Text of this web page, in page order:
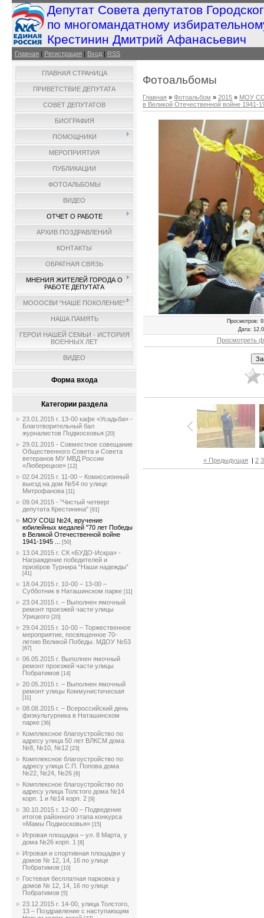
Депутат Совета депутатов
по многомандатному
Крестинин Дмитрий Афанасьевич
Главная | Регистрация | Вход | RSS
ГЛАВНАЯ СТРАНИЦА
ПРИВЕТСТВИЕ ДЕПУТАТА
СОВЕТ ДЕПУТАТОВ
БИОГРАФИЯ
ПОМОЩНИКИ
МЕРОПРИЯТИЯ
ПУБЛИКАЦИИ
ФОТОАЛЬБОМЫ
ВИДЕО
ОТЧЕТ О РАБОТЕ
АРХИВ ПОЗДРАВЛЕНИЙ
КОНТАКТЫ
ОБРАТНАЯ СВЯЗЬ
МНЕНИЯ ЖИТЕЛЕЙ ГОРОДА О
РАБОТЕ ДЕПУТАТА
МОООСВИ "НАШЕ ПОКОЛЕНИЕ"
НАША ПАМЯТЬ
ГЕРОИ НАШЕЙ СЕМЬИ - ИСТОРИЯ
ВОЕННЫХ ЛЕТ
ВИДЕО
Форма входа
Категории раздела
23.01.2015 г. 13-00 кафе «Усадьба» -
Благотворительный бал
журналистов Подмосковья [20]
29.01.2015 - Совместное совещание
Общественного Совета и Совета
ветеранов МУ МВД России
«Люберецкое» [12]
02.04.2015 г. 11-00 – Комиссионный
выезд на дом №54 по улице
Митрофанова [11]
09.04.2015 - "Чистый четверг
депутата Крестинина" [91]
МОУ СОШ №24, вручение
юбилейных медалей "70 лет Победы
в Великой Отечественной войне
1941-1945 ...
[50]
13.04.2015 г. СК «БУДО-Искра» -
Награждение победителей и
призёров Турнира “Наши надежды”
[41]
18.04.2015 г. 10-00 – 13-00 –
Субботник в Наташинском парке [11]
23.04.2015 г. – Выполнен ямочный
ремонт проезжей части улицы
Урицкого [20]
29.04.2015 г. 10-00 – Торжественное
мероприятие, посвященное 70-
летию Великой Победы. МДОУ №53
[67]
06.05.2015 г. Выполнен ямочный
ремонт проезжей части улицы
Побратимов [14]
20.05.2015 г. – Выполнен ямочный
ремонт улицы Коммунистическая
[11]
08.08.2015 г. – Всероссийский день
физкультурника в Наташинском
парке [36]
Комплексное благоустройство по
адресу улица 50 лет ВЛКСМ дома
№8, №10, №12 [23]
Комплексное благоустройство по
адресу улица С.П. Попова дома
№22, №24, №26 [6]
Комплексное благоустройство по
адресу улица Толстого дома №14
корп. 1 и №14 корп. 2 [9]
30.10.2015 г. 12-00 – Подведение
итогов районного этапа конкурса
«Мамы Подмосковья» [15]
Игровая площадка – ул. 8 Марта, у
дома №26 корп. 1 [8]
Игровая и спортивная площадки у
домов № 12, 14, 16 по улице
Побратимов [10]
Гостевая бесплатная парковка у
домов № 12, 14, 16 по улице
Побратимов [5]
23.12.2015 г. 14-00, улица Толстого,
13 – Поздравление с наступающим
Фотоальбомы
Главная » Фотоальбом » 2015 » МОУ
в Великой Отечественной войне 1941-
Просмотров:
Дата:
Просмотреть
« Предыдущая | 2 3